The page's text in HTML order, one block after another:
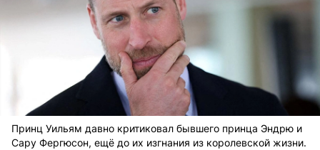
Принц Уильям давно критиковал бывшего принца Эндрю и
Сару Фергюсон, ещё до их изгнания из королевской жизни.